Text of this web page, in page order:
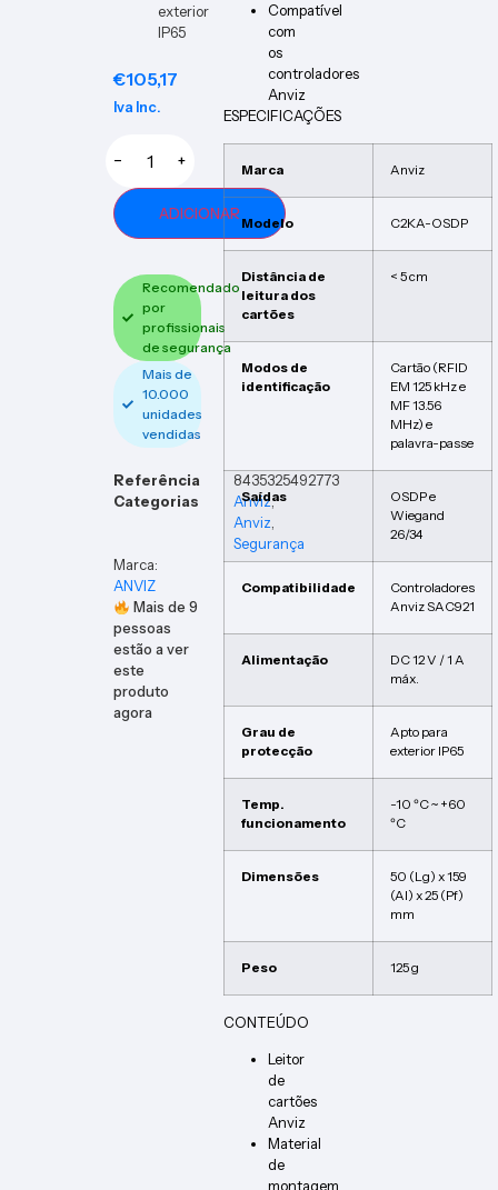
exterior
IP65
€105,17
Iva Inc.
− +
ADICIONAR
Recomendado
por
profissionais
de segurança
Mais de
10.000
unidades
vendidas
Referência
8435325492773
Categorias
Anviz,
Anviz,
Segurança
Marca:
ANVIZ
Mais de9
pessoas
estão a ver
este
produto
agora
Compatível
com
os
controladores
Anviz
ESPECIFICAÇÕES
Marca Anviz
Modelo C2KA-OSDP
Distância de
leitura dos
cartões
< 5 cm
Modos de
identificação
Cartão (RFID
EM 125 kHz e
MF 13.56
MHz) e
palavra-passe
Saídas
OSDP e
Wiegand
26/34
Compatibilidade
Controladores
Anviz SAC921
Alimentação
DC 12 V / 1 A
máx.
Grau de
protecção
Apto para
exterior IP65
Temp.
funcionamento
-10 ºC ~ +60
ºC
Dimensões
50 (Lg) x 159
(Al) x 25 (Pf)
mm
Peso 125 g
CONTEÚDO
Leitor
de
cartões
Anviz
Material
de
montagem